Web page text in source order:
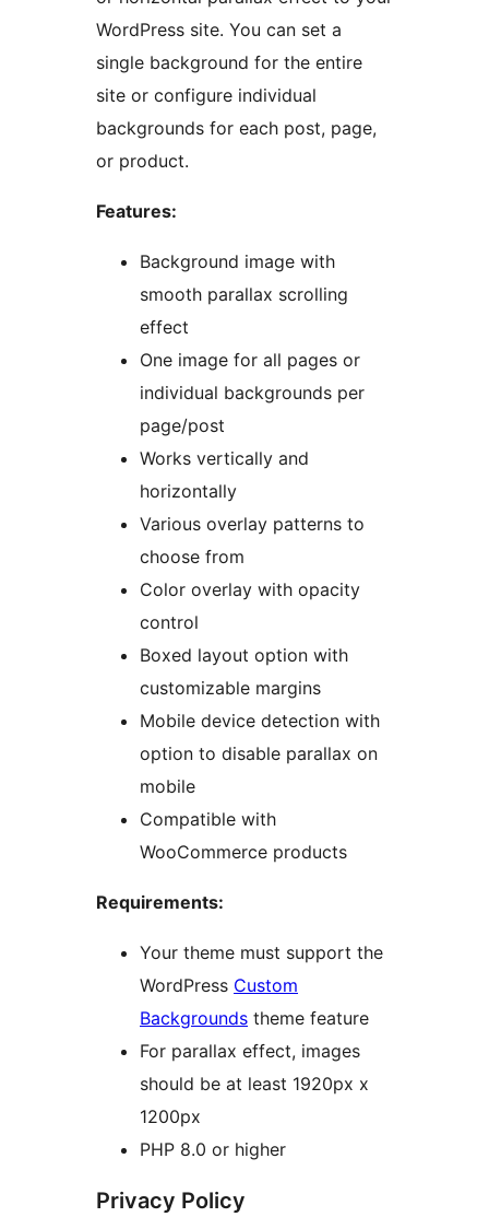
WordPress site. You can set a
single background for the entire
site or configure individual
backgrounds for each post, page,
or product.
Features:
Background image with
smooth parallax scrolling
effect
One image for all pages or
individual backgrounds per
page/post
Works vertically and
horizontally
Various overlay patterns to
choose from
Color overlay with opacity
control
Boxed layout option with
customizable margins
Mobile device detection with
option to disable parallax on
mobile
Compatible with
WooCommerce products
Requirements:
Your theme must support the
WordPress Custom
Backgrounds theme feature
For parallax effect, images
should be at least 1920px x
1200px
PHP 8.0 or higher
Privacy Policy